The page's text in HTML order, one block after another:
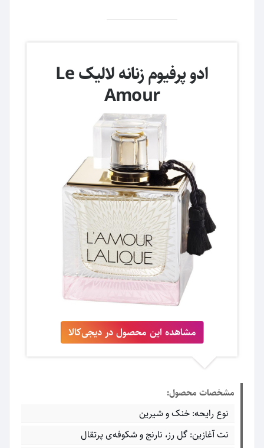
ادو پرفیوم زنانه لالیک Le
Amour
مشاهده این محصول در دیجی‌کالا
مشخصات محصول:
نوع رایحه: خنک و شیرین
نت آغازین: گل رز، نارنج و شکوفه‌ی پرتقال